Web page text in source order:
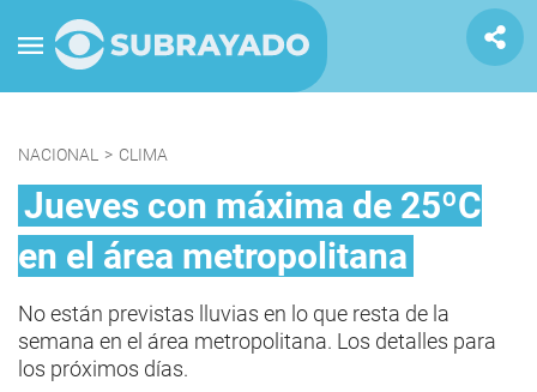
NACIONAL > CLIMA
Jueves con máxima de 25ºC
en el área metropolitana
No están previstas lluvias en lo que resta de la
semana en el área metropolitana. Los detalles para
los próximos días.